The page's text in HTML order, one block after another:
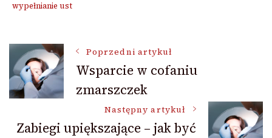
wypełnianie ust
Nawigacja
wpisu
Poprzedni artykuł
Wsparcie w cofaniu
zmarszczek
Następny artykuł
Zabiegi upiększające – jak być